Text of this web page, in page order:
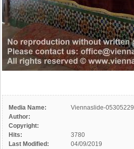
Media Name:
Viennaslide-05305229
Author:
Copyright:
Hits:
3780
Last Modified:
04/09/2019